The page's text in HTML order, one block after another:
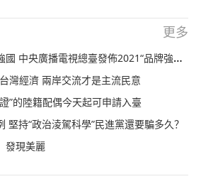
更多
播電視總臺發佈2021“品牌強國工程”融媒體傳播方案
灣經濟 兩岸交流才是主流民意
”的陸籍配偶今天起可申請入臺
堅持“政治淩駕科學”民進黨還要騙多久？
發現美麗